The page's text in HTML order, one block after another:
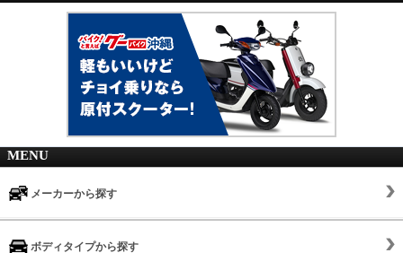
MENU
メーカーから探す
ボディタイプから探す